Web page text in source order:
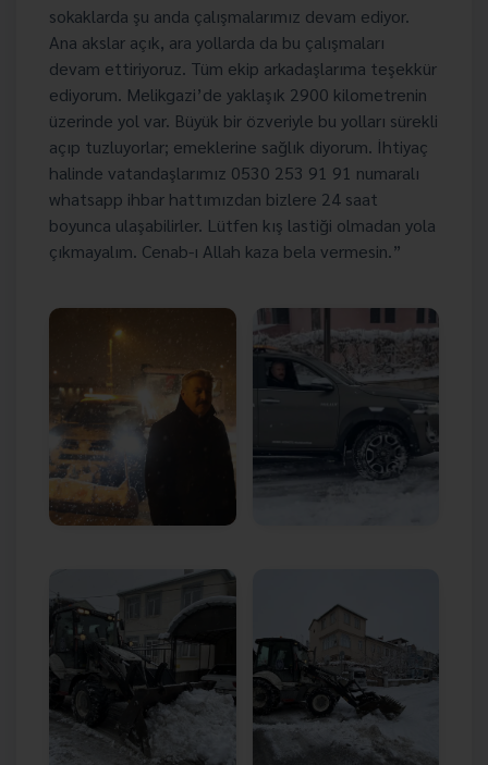
sokaklarda şu anda çalışmalarımız devam ediyor.
Ana akslar açık, ara yollarda da bu çalışmaları
devam ettiriyoruz. Tüm ekip arkadaşlarıma teşekkür
ediyorum. Melikgazi’de yaklaşık 2900 kilometrenin
üzerinde yol var. Büyük bir özveriyle bu yolları sürekli
açıp tuzluyorlar; emeklerine sağlık diyorum. İhtiyaç
halinde vatandaşlarımız 0530 253 91 91 numaralı
whatsapp ihbar hattımızdan bizlere 24 saat
boyunca ulaşabilirler. Lütfen kış lastiği olmadan yola
çıkmayalım. Cenab-ı Allah kaza bela vermesin.”